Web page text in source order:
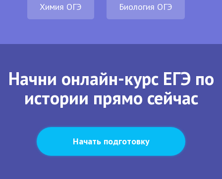
Химия ОГЭ Биология ОГЭ
Начни онлайн-курс ЕГЭ по
истории прямо сейчас
Начать подготовку